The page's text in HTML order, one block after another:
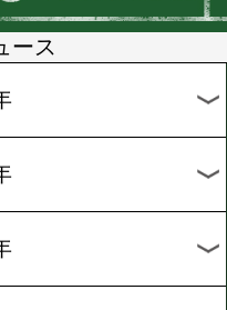
ト! 初日のゲスト
!